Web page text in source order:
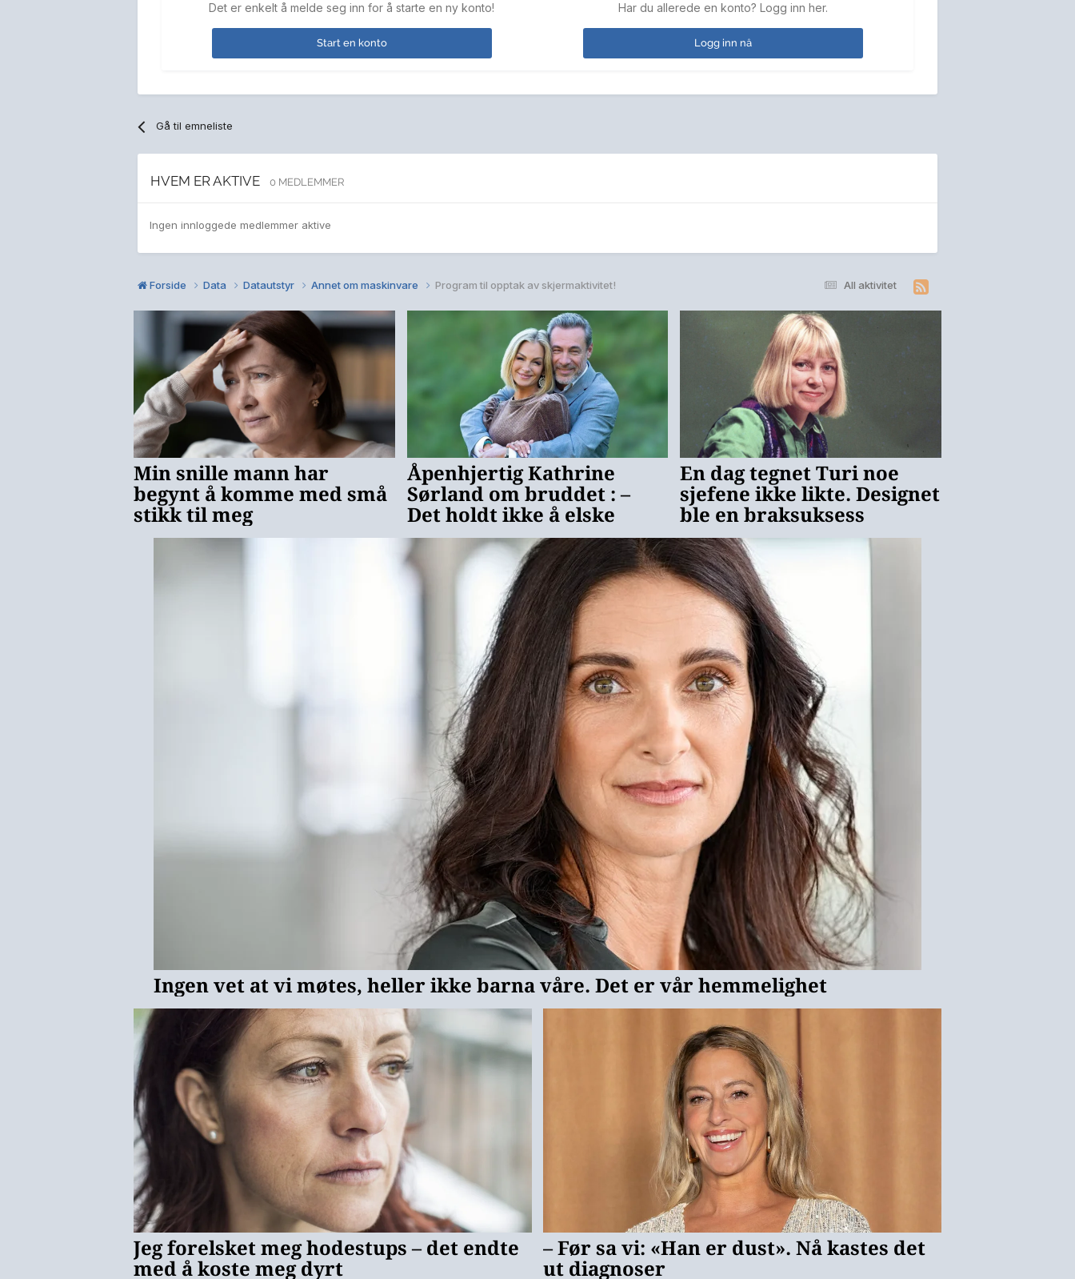
Det er enkelt å melde seg inn for å starte en ny konto!
Start en konto
Har du allerede en konto? Logg inn her.
Logg inn nå
Gå til emneliste
HVEM ER AKTIVE 0 MEDLEMMER
Ingen innloggede medlemmer aktive
All aktivitet
Forside Data Datautstyr Annet om maskinvare Program til opptak av skjermaktivitet!